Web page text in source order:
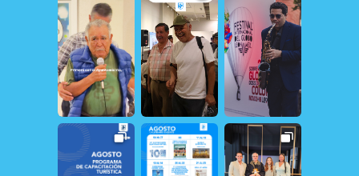
20 12 1 161 1